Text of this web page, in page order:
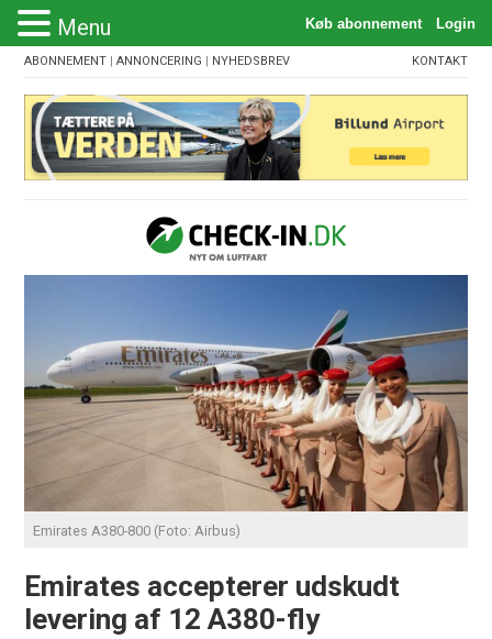
ABONNEMENT |ANNONCERING | NYHEDSBREV KONTAKT
Emirates A380-800 (Foto: Airbus)
Emirates accepterer udskudt
levering af 12 A380-fly
Menu